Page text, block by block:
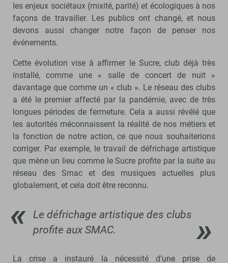
les enjeux sociétaux (mixité, parité) et écologiques à nos
façons de travailler. Les publics ont changé, et nous
devons aussi changer notre façon de penser nos
événements.
Cette évolution vise à affirmer le Sucre, club déjà très
installé, comme une « salle de concert de nuit »
davantage que comme un « club ». Le réseau des clubs
a été le premier affecté par la pandémie, avec de très
longues périodes de fermeture. Cela a aussi révélé que
les autorités méconnaissent la réalité de nos métiers et
la fonction de notre action, ce que nous souhaiterions
corriger. Par exemple, le travail de défrichage artistique
que mène un lieu comme le Sucre profite par la suite au
réseau des Smac et des musiques actuelles plus
globalement, et cela doit être reconnu.
Le défrichage artistique des clubs
profite aux SMAC.
La crise a instauré la nécessité d’une prise de